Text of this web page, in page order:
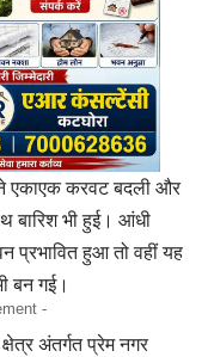
ने एकाएक करवट बदली और
भी हुई। आंधी
प्रभावित हुआ तो वहीं यह
बन गई।
-
अंतर्गत प्रेम नगर